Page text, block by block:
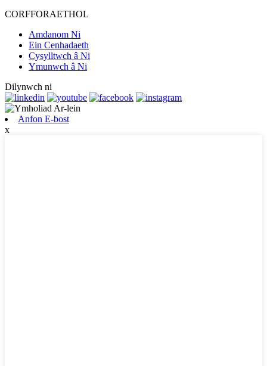
CORFFORAETHOL
Amdanom Ni
Ein Cenhadaeth
Cysylltwch â Ni
Ymunwch â Ni
Dilynwch ni
Anfon E-bost
x